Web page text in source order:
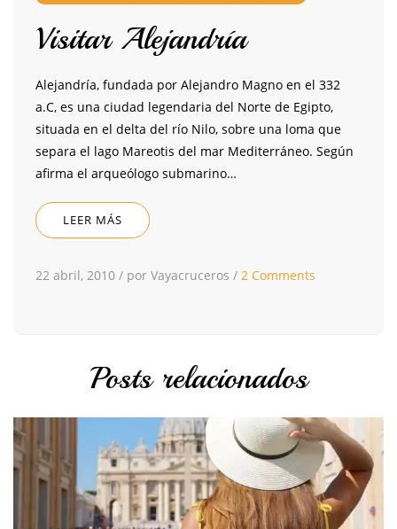
Visitar Alejandría
Alejandría, fundada por Alejandro Magno en el 332
a.C, es una ciudad legendaria del Norte de Egipto,
situada en el delta del río Nilo, sobre una loma que
separa el lago Mareotis del mar Mediterráneo. Según
afirma el arqueólogo submarino…
LEER MÁS
22 abril, 2010 / por Vayacruceros / 2 Comments
Posts relacionados